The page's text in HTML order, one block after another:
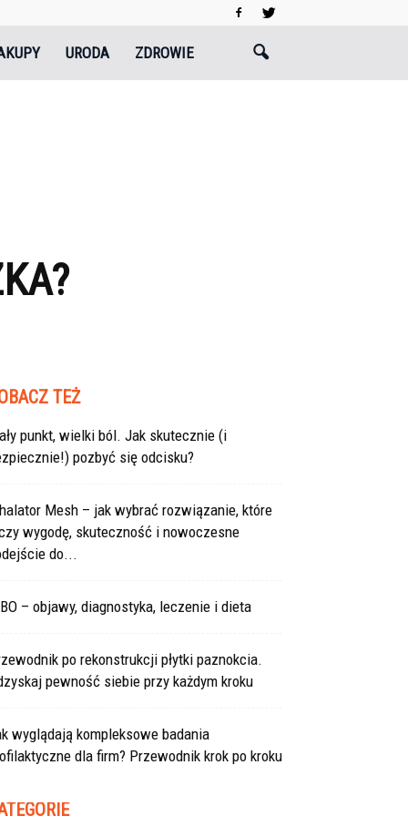
URODA ZDROWIE
TEŻ
punkt, wielki ból. Jak skutecznie (i
pozbyć się odcisku?
Mesh – jak wybrać rozwiązanie, które
wygodę, skuteczność i nowoczesne
do...
– objawy, diagnostyka, leczenie i dieta
po rekonstrukcji płytki paznokcia.
pewność siebie przy każdym kroku
wyglądają kompleksowe badania
dla firm? Przewodnik krok po kroku